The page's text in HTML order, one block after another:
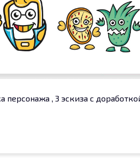
персонажа , 3 эскиза с